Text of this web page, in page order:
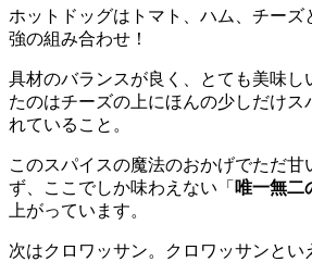
ホットドッグはトマト、ハム、チーズ
強の組み合わせ！
具材のバランスが良く、とても美味し
たのはチーズの上にほんの少しだけス
れていること。
このスパイスの魔法のおかげでただ甘
ず、ここでしか味わえない「 唯一無二
上がっています。
次はクロワッサン。クロワッサンとい